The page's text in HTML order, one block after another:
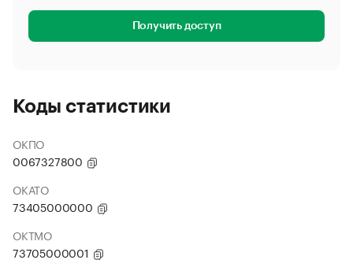
Получить доступ
Коды статистики
ОКПО
0067327800
ОКАТО
73405000000
ОКТМО
73705000001